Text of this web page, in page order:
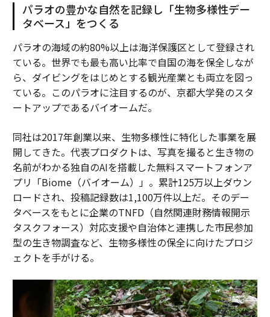
パラオの豊かな自然を記録し「生物多様性デー
タベース」をつくる
パラオの海域の約80%以上は海洋保護区として登録され
ている。世界でも最も高い比率で自国の海を保全しなが
ら、ダイビングをはじめとする観光産業とも両立を図っ
ている。このパラオに注目するのが、京都大学発のスタ
ートアップであるバイオームだ。
同社は2017年創業以来、生物多様性に特化した事業を展
開してきた。代表プロダクトは、写真を撮ると生き物の
名前がわかる独自のAIを搭載した無料スマートフォンア
プリ「Biome（バイオーム）」。累計125万以上ダウン
ロードされ、投稿記録数は1,100万件以上だ。そのデー
タベースをもとに企業のTNFD（自然関連財務情報開示
タスクフォース）対応支援や自治体と連携した市民参加
型の生き物調査など、生物多様性の保全に向けたプロジ
ェクトを手がける。